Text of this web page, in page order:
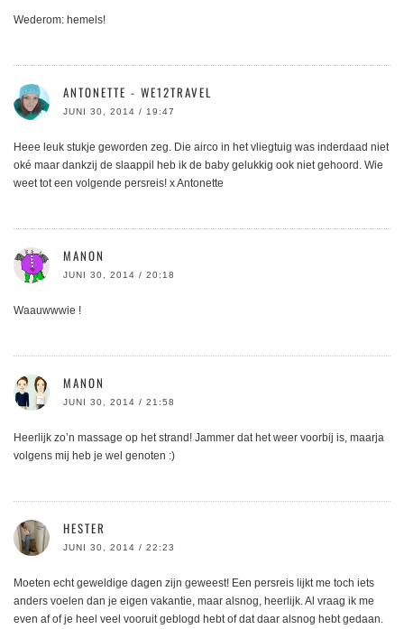
Wederom: hemels!
ANTONETTE - WE12TRAVEL
JUNI 30, 2014 / 19:47
Heee leuk stukje geworden zeg. Die airco in het vliegtuig was inderdaad niet
oké maar dankzij de slaappil heb ik de baby gelukkig ook niet gehoord. Wie
weet tot een volgende persreis! x Antonette
MANON
JUNI 30, 2014 / 20:18
Waauwwwie !
MANON
JUNI 30, 2014 / 21:58
Heerlijk zo’n massage op het strand! Jammer dat het weer voorbij is, maarja
volgens mij heb je wel genoten :)
HESTER
JUNI 30, 2014 / 22:23
Moeten echt geweldige dagen zijn geweest! Een persreis lijkt me toch iets
anders voelen dan je eigen vakantie, maar alsnog, heerlijk. Al vraag ik me
even af of je heel veel vooruit geblogd hebt of dat daar alsnog hebt gedaan.